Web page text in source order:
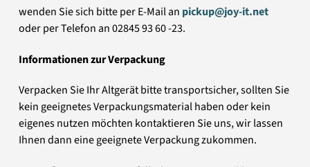
wenden Sie sich bitte per E-Mail an pickup@joy-it.net
oder per Telefon an 02845 93 60 -23.
Informationen zur Verpackung
Verpacken Sie Ihr Altgerät bitte transportsicher, sollten Sie
kein geeignetes Verpackungsmaterial haben oder kein
eigenes nutzen möchten kontaktieren Sie uns, wir lassen
Ihnen dann eine geeignete Verpackung zukommen.